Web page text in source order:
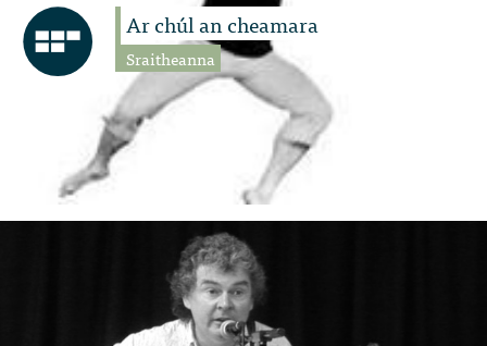
Ar chúl an cheamara
Sraitheanna